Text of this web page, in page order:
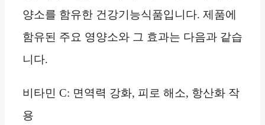
양소를 함유한 건강기능식품입니다. 제품에
함유된 주요 영양소와 그 효과는 다음과 같습
니다.
비타민 C: 면역력 강화, 피로 해소, 항산화 작
용